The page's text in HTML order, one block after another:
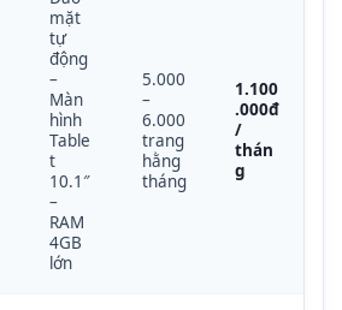
mặt
tự
động
–
Màn
hình
Table
t
10.1″
–
RAM
4GB
lớn
5.000
–
6.000
trang
hằng
tháng
1.100
.000đ
/
thán
g